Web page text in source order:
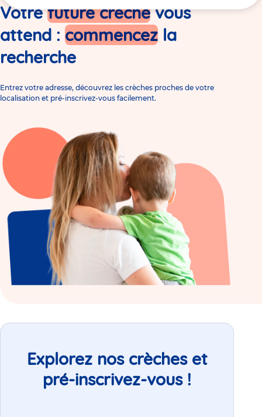
ici
Votrefuture crèchevous
attend : commencez la
recherche
Entrez votre adresse, découvrez les crèches proches de votre
localisation et pré-inscrivez-vous facilement.
Explorez nos crèches et
pré-inscrivez-vous !